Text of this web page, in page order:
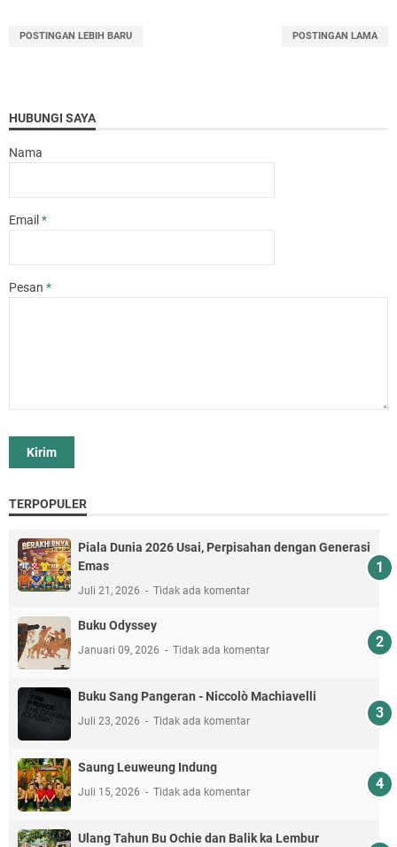
POSTINGAN LEBIH BARU POSTINGAN LAMA
HUBUNGI SAYA
Nama
Email *
Pesan *
TERPOPULER
Piala Dunia 2026 Usai, Perpisahan dengan Generasi
Emas
Juli 21, 2026 Tidak ada komentar
Buku Odyssey
Januari 09, 2026 Tidak ada komentar
Buku Sang Pangeran - Niccolò Machiavelli
Juli 23, 2026 Tidak ada komentar
Saung Leuweung Indung
Juli 15, 2026 Tidak ada komentar
Ulang Tahun Bu Ochie dan Balik ka Lembur